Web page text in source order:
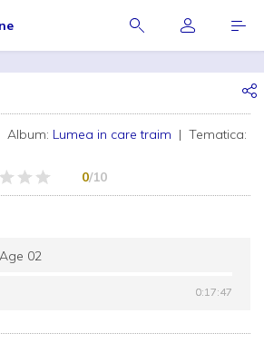
Album: Lumea in care traim | Tematica:
0/10
02
0:17:47
0:17:47